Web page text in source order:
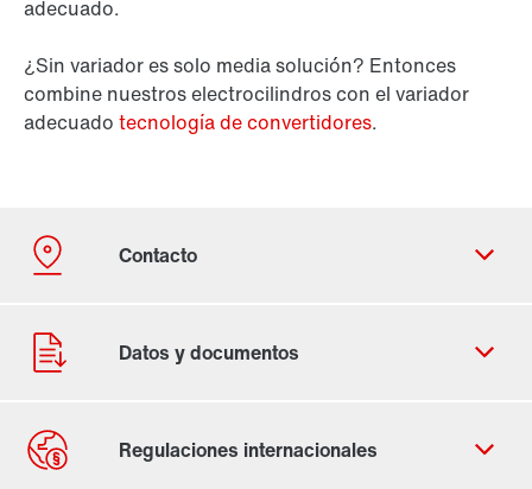
adecuado.
¿Sin variador es solo media solución? Entonces
combine nuestros electrocilindros con el variador
adecuado tecnología de convertidores.